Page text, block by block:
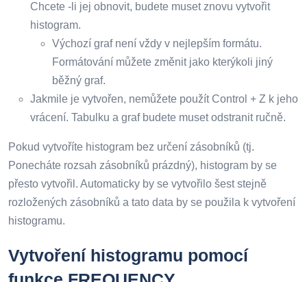
Chcete -li jej obnovit, budete muset znovu vytvořit
histogram.
Výchozí graf není vždy v nejlepším formátu.
Formátování můžete změnit jako kterýkoli jiný
běžný graf.
Jakmile je vytvořen, nemůžete použít Control + Z k jeho
vrácení. Tabulku a graf budete muset odstranit ručně.
Pokud vytvoříte histogram bez určení zásobníků (tj.
Ponecháte rozsah zásobníků prázdný), histogram by se
přesto vytvořil. Automaticky by se vytvořilo šest stejně
rozložených zásobníků a tato data by se použila k vytvoření
histogramu.
Vytvoření histogramu pomocí